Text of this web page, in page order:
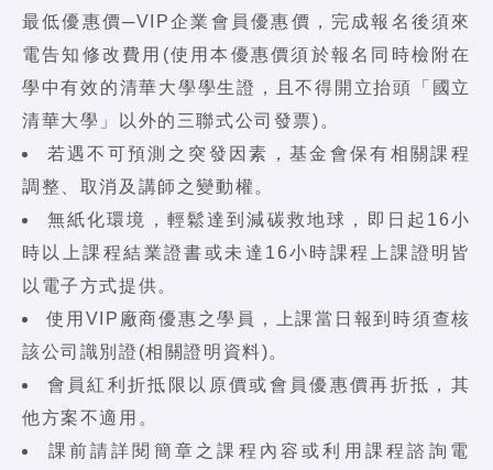
最低優惠價─VIP企業會員優惠價，完成報名後須來
電告知修改費用(使用本優惠價須於報名同時檢附在
學中有效的清華大學學生證，且不得開立抬頭「國立
清華大學」以外的三聯式公司發票)。
若遇不可預測之突發因素，基金會保有相關課程
調整、取消及講師之變動權。
無紙化環境，輕鬆達到減碳救地球，即日起16小
時以上課程結業證書或未達16小時課程上課證明皆
以電子方式提供。
使用VIP廠商優惠之學員，上課當日報到時須查核
該公司識別證(相關證明資料)。
會員紅利折抵限以原價或會員優惠價再折抵，其
他方案不適用。
課前請詳閱簡章之課程內容或利用課程諮詢電